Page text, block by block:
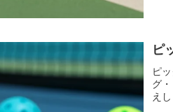
ピ
ピ
グ
え